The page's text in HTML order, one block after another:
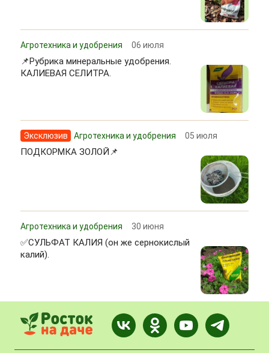
Агротехника и удобрения 06 июля
📌Рубрика минеральные удобрения.
КАЛИЕВАЯ СЕЛИТРА.
Эксклюзив Агротехника и удобрения 05 июля
ПОДКОРМКА ЗОЛОЙ📌
Агротехника и удобрения 30 июня
✅СУЛЬФАТ КАЛИЯ (он же сернокислый
калий).